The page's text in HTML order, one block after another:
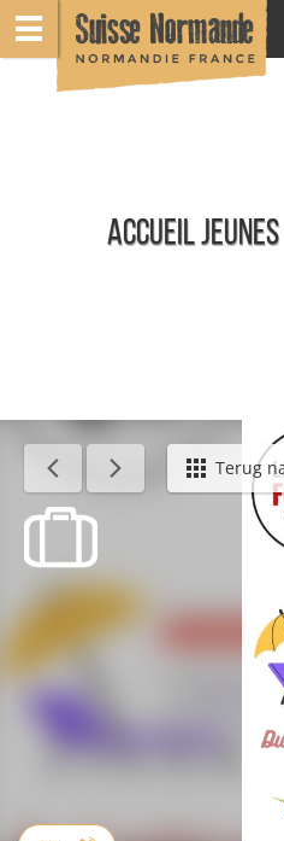
ACCUEIL
Agenda - Nederlands
Terug